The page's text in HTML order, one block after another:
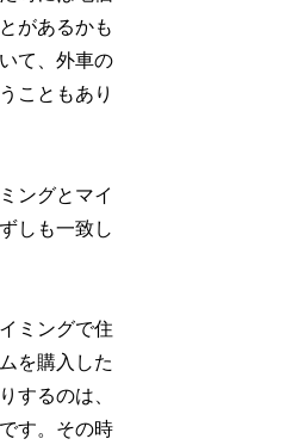
があるかも
て、外車の
こともあり
ングとマイ
しも一致し
ミングで住
を購入した
するのは、
す。その時